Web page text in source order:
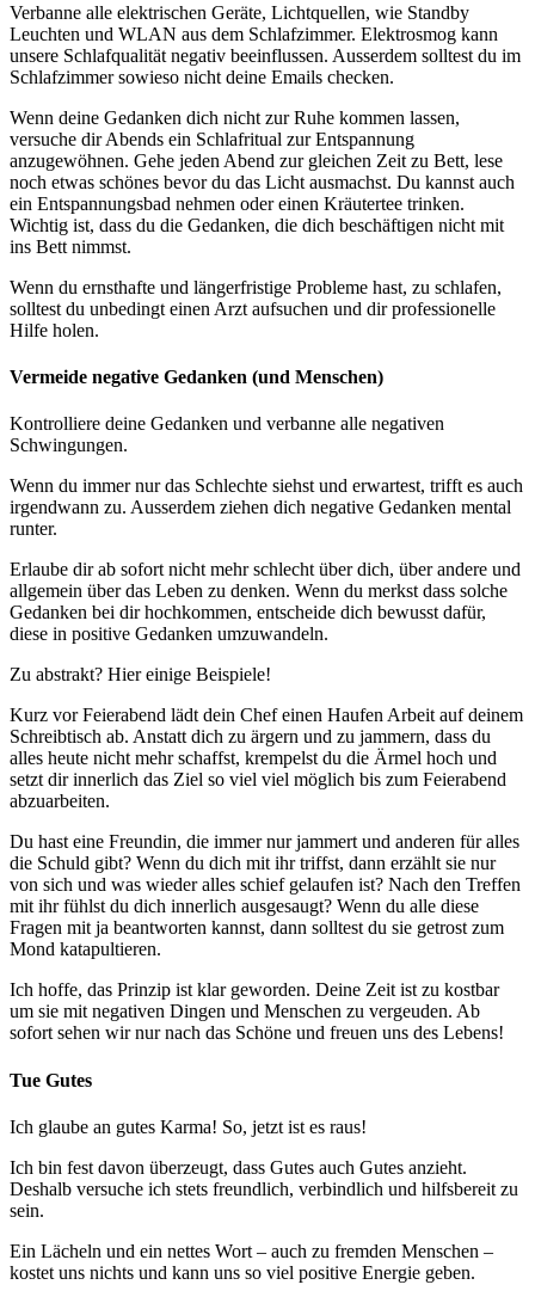
Verbanne alle elektrischen Geräte, Lichtquellen, wie Standby
Leuchten und WLAN aus dem Schlafzimmer. Elektrosmog kann
unsere Schlafqualität negativ beeinflussen. Ausserdem solltest du im
Schlafzimmer sowieso nicht deine Emails checken.
Wenn deine Gedanken dich nicht zur Ruhe kommen lassen,
versuche dir Abends ein Schlafritual zur Entspannung
anzugewöhnen. Gehe jeden Abend zur gleichen Zeit zu Bett, lese
noch etwas schönes bevor du das Licht ausmachst. Du kannst auch
ein Entspannungsbad nehmen oder einen Kräutertee trinken.
Wichtig ist, dass du die Gedanken, die dich beschäftigen nicht mit
ins Bett nimmst.
Wenn du ernsthafte und längerfristige Probleme hast, zu schlafen,
solltest du unbedingt einen Arzt aufsuchen und dir professionelle
Hilfe holen.
Vermeide negative Gedanken (und Menschen)
Kontrolliere deine Gedanken und verbanne alle negativen
Schwingungen.
Wenn du immer nur das Schlechte siehst und erwartest, trifft es auch
irgendwann zu. Ausserdem ziehen dich negative Gedanken mental
runter.
Erlaube dir ab sofort nicht mehr schlecht über dich, über andere und
allgemein über das Leben zu denken. Wenn du merkst dass solche
Gedanken bei dir hochkommen, entscheide dich bewusst dafür,
diese in positive Gedanken umzuwandeln.
Zu abstrakt? Hier einige Beispiele!
Kurz vor Feierabend lädt dein Chef einen Haufen Arbeit auf deinem
Schreibtisch ab. Anstatt dich zu ärgern und zu jammern, dass du
alles heute nicht mehr schaffst, krempelst du die Ärmel hoch und
setzt dir innerlich das Ziel so viel viel möglich bis zum Feierabend
abzuarbeiten.
Du hast eine Freundin, die immer nur jammert und anderen für alles
die Schuld gibt? Wenn du dich mit ihr triffst, dann erzählt sie nur
von sich und was wieder alles schief gelaufen ist? Nach den Treffen
mit ihr fühlst du dich innerlich ausgesaugt? Wenn du alle diese
Fragen mit ja beantworten kannst, dann solltest du sie getrost zum
Mond katapultieren.
Ich hoffe, das Prinzip ist klar geworden. Deine Zeit ist zu kostbar
um sie mit negativen Dingen und Menschen zu vergeuden. Ab
sofort sehen wir nur nach das Schöne und freuen uns des Lebens!
Tue Gutes
Ich glaube an gutes Karma! So, jetzt ist es raus!
Ich bin fest davon überzeugt, dass Gutes auch Gutes anzieht.
Deshalb versuche ich stets freundlich, verbindlich und hilfsbereit zu
sein.
Ein Lächeln und ein nettes Wort – auch zu fremden Menschen –
kostet uns nichts und kann uns so viel positive Energie geben.